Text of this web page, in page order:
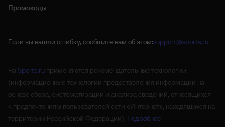
Промокоды
Если вы нашли ошибку, сообщите нам об этом:support@sports.ru
НаSports.ru применяются рекомендательные технологии
(информационные технологии предоставления информации на
основе сбора, систематизации и анализа сведений, относящихся
к предпочтениям пользователей сети «Интернет», находящихся на
территории Российской Федерации). Подробнее